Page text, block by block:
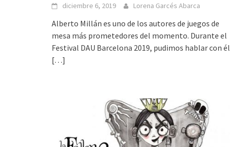
diciembre 6, 2019 Lorena Garcés Abarca
Alberto Millán es uno de los autores de juegos de
mesa más prometedores del momento. Durante el
Festival DAU Barcelona 2019, pudimos hablar con él
[…]